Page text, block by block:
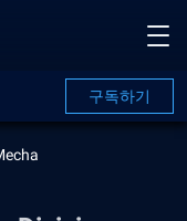
구독하기